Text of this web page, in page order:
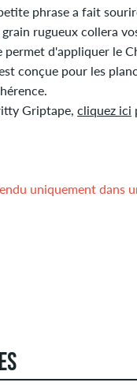
phrase a fait
rugueux collera
permet d'appliquer le
conçue pour les
Griptape, cliquez ici
uniquement dans